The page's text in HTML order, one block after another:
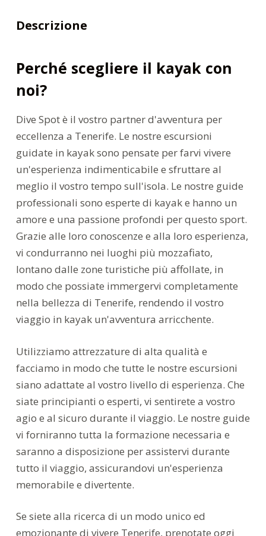
Descrizione
Perché scegliere il kayak con
noi?
Dive Spot è il vostro partner d'avventura per
eccellenza a Tenerife. Le nostre escursioni
guidate in kayak sono pensate per farvi vivere
un'esperienza indimenticabile e sfruttare al
meglio il vostro tempo sull'isola. Le nostre guide
professionali sono esperte di kayak e hanno un
amore e una passione profondi per questo sport.
Grazie alle loro conoscenze e alla loro esperienza,
vi condurranno nei luoghi più mozzafiato,
lontano dalle zone turistiche più affollate, in
modo che possiate immergervi completamente
nella bellezza di Tenerife, rendendo il vostro
viaggio in kayak un'avventura arricchente.
Utilizziamo attrezzature di alta qualità e
facciamo in modo che tutte le nostre escursioni
siano adattate al vostro livello di esperienza. Che
siate principianti o esperti, vi sentirete a vostro
agio e al sicuro durante il viaggio. Le nostre guide
vi forniranno tutta la formazione necessaria e
saranno a disposizione per assistervi durante
tutto il viaggio, assicurandovi un'esperienza
memorabile e divertente.
Se siete alla ricerca di un modo unico ed
emozionante di vivere Tenerife, prenotate oggi